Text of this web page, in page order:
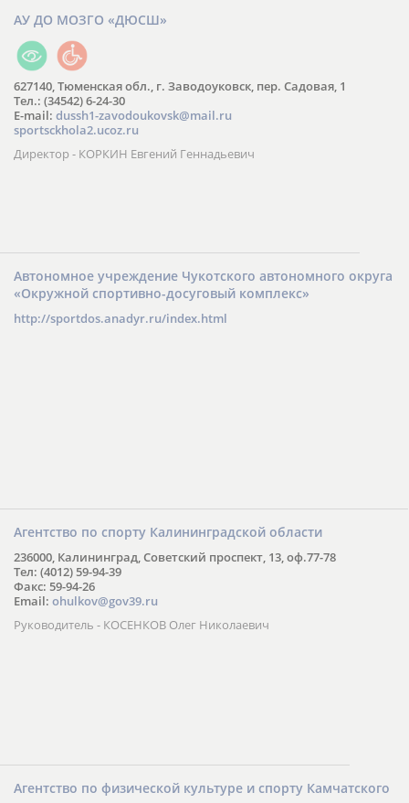
АУ ДО МОЗГО «ДЮСШ»
627140, Тюменская обл., г. Заводоуковск, пер. Садовая, 1
Тел.: (34542) 6-24-30
​E-mail: dussh1-zavodoukovsk@mail.ru
sportsckhola2.ucoz.ru
Директор - КОРКИН Евгений Геннадьевич
Автономное учреждение Чукотского автономного округа
«Окружной спортивно-досуговый комплекс»
http://sportdos.anadyr.ru/index.html
Агентство по спорту Калининградской области
236000, Калининград, Советский проспект, 13, оф.77-78
Тел: (4012) 59-94-39
Факс: 59-94-26
Email: ohulkov@gov39.ru
Руководитель - КОСЕНКОВ Олег Николаевич
Агентство по физической культуре и спорту Камчатского